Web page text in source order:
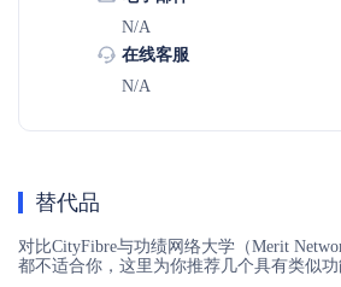
N/A
在线客服
N/A
替代品
对比CityFibre与功绩网络大学（Merit
都不适合你，这里为你推荐几个具有类似功